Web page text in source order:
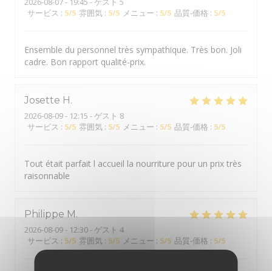
サービス : 5/5 雰囲気 : 5/5 メニュー : 5/5 品質-価格 : 5/5
Ensemble du personnel très sympathique. Très bon. Joli
cadre. Bon rapport qualité-prix.
Josette H
2026-08-09- 12:15 - ゲスト 8
サービス : 5/5 雰囲気 : 5/5 メニュー : 5/5 品質-価格 : 5/5
Tout était parfait l accueil la nourriture pour un prix très
raisonnable
Philippe M
2026-08-09- 12:30 - ゲスト 4
サービス : 5/5 雰囲気 : 5/5 メニュー : 5/5 品質-価格 : 5/5